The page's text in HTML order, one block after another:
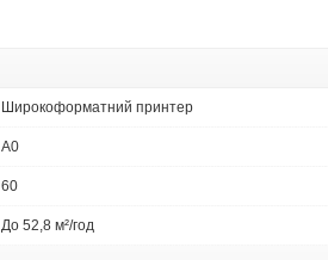
Широкоформатний принтер
A0
60
До 52,8 м²/год